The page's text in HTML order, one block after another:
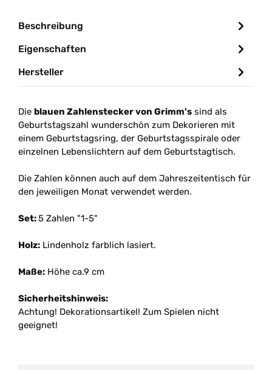
Beschreibung
Eigenschaften
Hersteller
Die blauen Zahlenstecker von Grimm's sind als
Geburtstagszahl wunderschön zum Dekorieren mit
einem Geburtstagsring, der Geburtstagsspirale oder
einzelnen Lebenslichtern auf dem Geburtstagtisch.
Die Zahlen können auch auf dem Jahreszeitentisch für
den jeweiligen Monat verwendet werden.
Set:5 Zahlen "1-5"
Holz: Lindenholz farblich lasiert.
Maße: Höhe ca.9 cm
Sicherheitshinweis:
Achtung! Dekorationsartikel! Zum Spielen nicht
geeignet!